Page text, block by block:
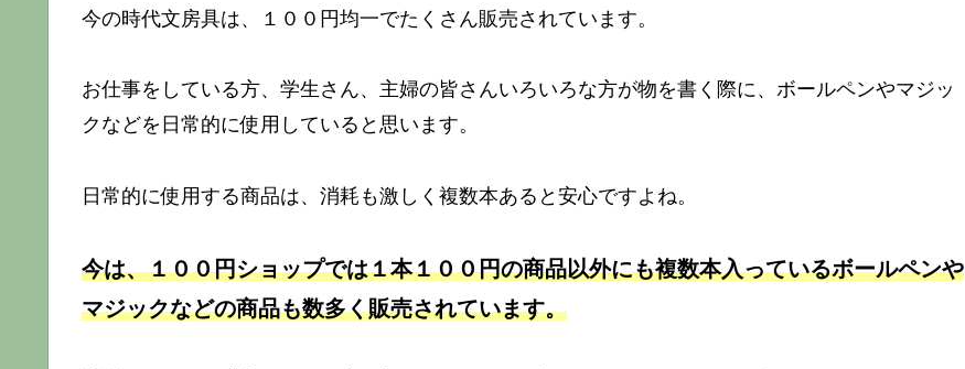
今の時代文房具は、１００円均一でたくさん販売されています。
お仕事をしている方、学生さん、主婦の皆さんいろいろな方が物を書く際に、ボールペンやマジッ
クなどを日常的に使用していると思います。
日常的に使用する商品は、消耗も激しく複数本あると安心ですよね。
今は、１００円ショップでは１本１００円の商品以外にも複数本入っているボールペンや
マジックなどの商品も数多く販売されています。